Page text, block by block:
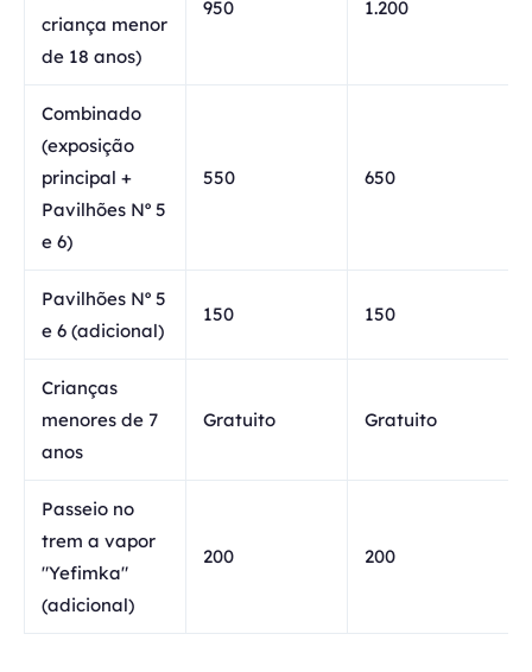
criança menor
de 18 anos)
950 1.200
Combinado
(exposição
principal +
Pavilhões Nº 5
e 6)
550 650
Pavilhões Nº 5
e 6 (adicional)
150 150
Crianças
menores de 7
anos
Gratuito Gratuito
Passeio no
trem a vapor
"Yefimka"
(adicional)
200 200